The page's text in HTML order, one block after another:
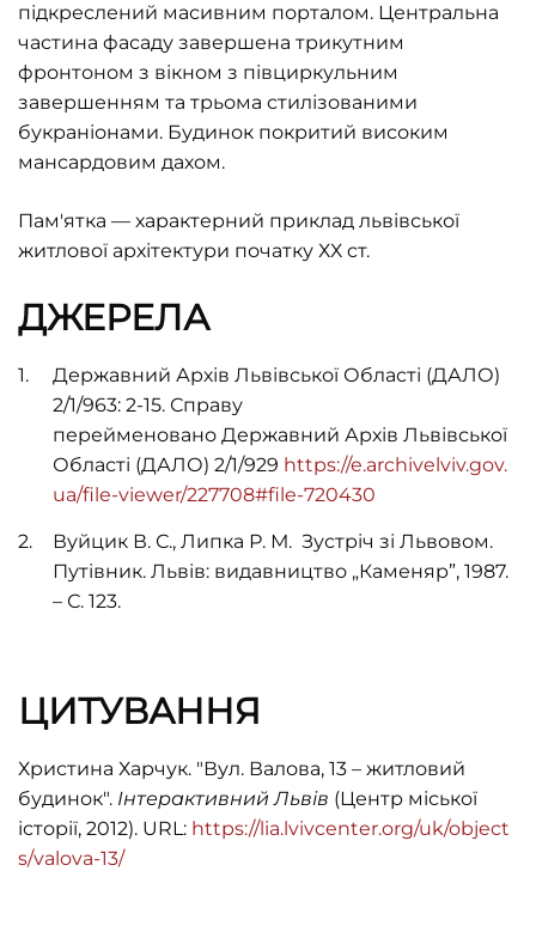
підкреслений масивним порталом. Центральна
частина фасаду завершена трикутним
фронтоном з вікном з півциркульним
завершенням та трьома стилізованими
букраніонами. Будинок покритий високим
мансардовим дахом.
Пам'ятка — характерний приклад львівської
житлової архітектури початку ХХ cт.
ДЖЕРЕЛА
Державний Архів Львівської Області (ДАЛО)
2/1/963: 2-15. Справу
перейменовано Державний Архів Львівської
Області (ДАЛО) 2/1/929 https://e.archivelviv.gov.
ua/file-viewer/227708#file-720430
Вуйцик В. С., Липка Р. М. Зустріч зі Львовом.
Путівник. Львів: видавництво „Каменяр”, 1987.
– С. 123.
ЦИТУВАННЯ
Христина Харчук. "Вул. Валова, 13 – житловий
будинок". Інтерактивний Львів (Центр міської
історії, 2012). URL: https://lia.lvivcenter.org/uk/object
s/valova-13/